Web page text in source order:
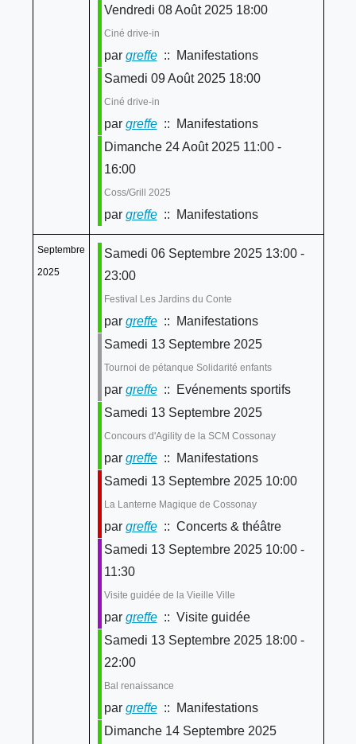
Vendredi 08 Août 2025 18:00
Ciné drive-in
par greffe:: Manifestations
Samedi 09 Août 2025 18:00
Ciné drive-in
par greffe:: Manifestations
Dimanche 24 Août 2025 11:00 -
16:00
Coss/Grill 2025
par greffe:: Manifestations
Septembre
2025
Samedi 06 Septembre 2025 13:00 -
23:00
Festival Les Jardins du Conte
par greffe:: Manifestations
Samedi 13 Septembre 2025
Tournoi de pétanque Solidarité enfants
par greffe:: Evénements sportifs
Samedi 13 Septembre 2025
Concours d'Agility de la SCM Cossonay
par greffe:: Manifestations
Samedi 13 Septembre 2025 10:00
La Lanterne Magique de Cossonay
par greffe:: Concerts & théâtre
Samedi 13 Septembre 2025 10:00 -
11:30
Visite guidée de la Vieille Ville
par greffe:: Visite guidée
Samedi 13 Septembre 2025 18:00 -
22:00
Bal renaissance
par greffe:: Manifestations
Dimanche 14 Septembre 2025